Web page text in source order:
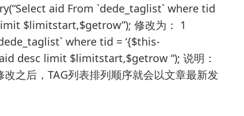
aid From `dede_taglist` where tid
limit $limitstart,$getrow”); 修改为： 1
where tid = ‘{$this-
desc limit $limitstart,$getrow “); 说明：
之后，TAG列表排列顺序就会以文章最新发